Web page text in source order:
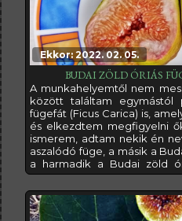
Ekkor: 2022. 02. 05.
BUDAI ZÖLD ÓRIÁS
A munkahelyemtől nem
között találtam egymástól
fügefát (Ficus Carica) is,
és elkezdtem megfigyelni
ismerem, adtam nekik én
aszalódó füge, a másik a
a harmadik a Budai zöld
előzőekről a linkekre
posztban. Most a Budai
bemutatni nektek. Azt azért
a füge nem egyezik meg